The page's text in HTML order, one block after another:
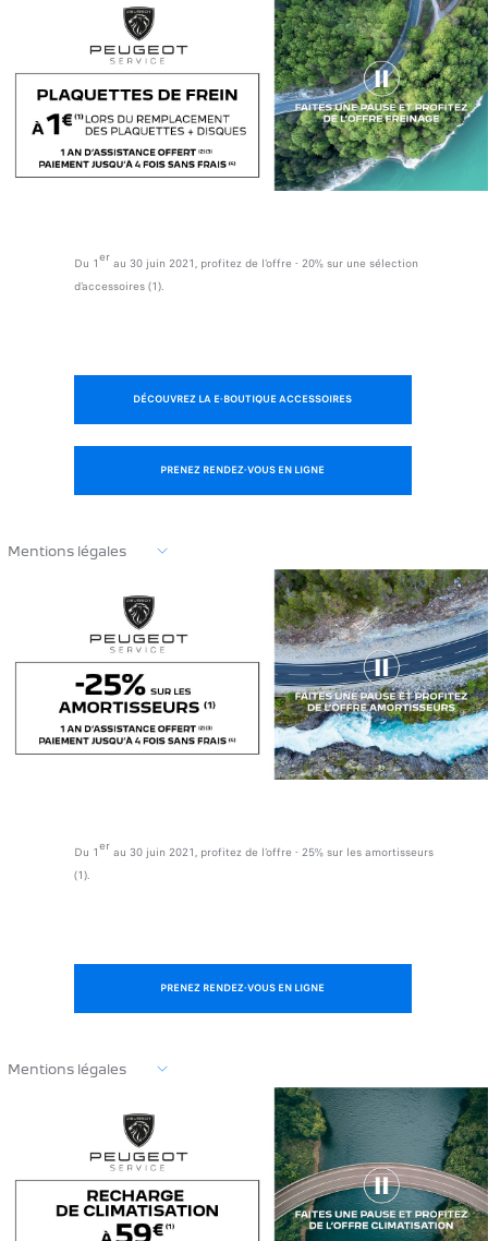
Du 1er au 30 juin 2021, profitez de l'offre - 20% sur une sélection
d'accessoires (1).
DÉCOUVREZ LA E-BOUTIQUE ACCESSOIRES
PRENEZ RENDEZ-VOUS EN LIGNE
Mentions légales
Du 1er au 30 juin 2021, profitez de l'offre - 25% sur les amortisseurs
(1).
PRENEZ RENDEZ-VOUS EN LIGNE
Mentions légales